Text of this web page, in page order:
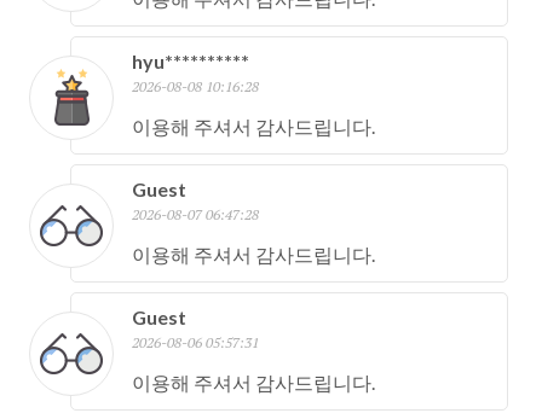
hyu**********
2026-08-08 10:16:28
이용해 주셔서 감사드립니다.
Guest
2026-08-07 06:47:28
이용해 주셔서 감사드립니다.
Guest
2026-08-06 05:57:31
이용해 주셔서 감사드립니다.